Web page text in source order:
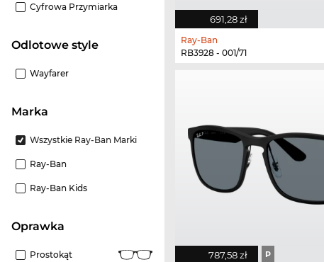
Cyfrowa Przymiarka
odlotowe style
Wayfarer
Marka
Wszystkie Ray-Ban Marki
Ray-Ban
Ray-Ban Kids
oprawka
Prostokąt
691,28 zł
Ray-Ban
RB3928 - 001/71
787,58 zł P